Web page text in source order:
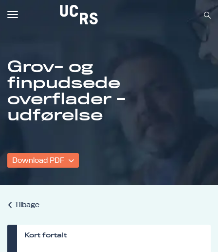
Om UCRS
Bliv faglært
Kursus
Grov- og
finpudsede
overflader -
udførelse
Download PDF
Tilbage
Kort fortalt